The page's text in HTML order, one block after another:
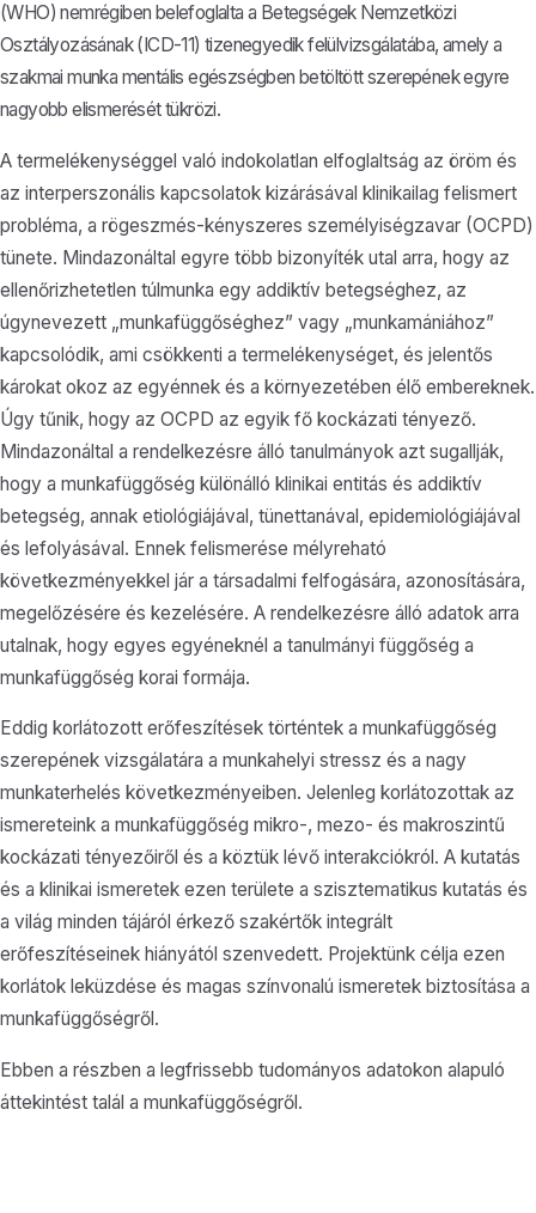
(WHO) nemrégiben belefoglalta a Betegségek Nemzetközi
Osztályozásának (ICD-11) tizenegyedik felülvizsgálatába, amely a
szakmai munka mentális egészségben betöltött szerepének egyre
nagyobb elismerését tükrözi.
A termelékenységgel való indokolatlan elfoglaltság az öröm és
az interperszonális kapcsolatok kizárásával klinikailag felismert
probléma, a rögeszmés-kényszeres személyiségzavar (OCPD)
tünete. Mindazonáltal egyre több bizonyíték utal arra, hogy az
ellenőrizhetetlen túlmunka egy addiktív betegséghez, az
úgynevezett „munkafüggőséghez” vagy „munkamániához”
kapcsolódik, ami csökkenti a termelékenységet, és jelentős
károkat okoz az egyénnek és a környezetében élő embereknek.
Úgy tűnik, hogy az OCPD az egyik fő kockázati tényező.
Mindazonáltal a rendelkezésre álló tanulmányok azt sugallják,
hogy a munkafüggőség különálló klinikai entitás és addiktív
betegség, annak etiológiájával, tünettanával, epidemiológiájával
és lefolyásával. Ennek felismerése mélyreható
következményekkel jár a társadalmi felfogására, azonosítására,
megelőzésére és kezelésére. A rendelkezésre álló adatok arra
utalnak, hogy egyes egyéneknél a tanulmányi függőség a
munkafüggőség korai formája.
Eddig korlátozott erőfeszítések történtek a munkafüggőség
szerepének vizsgálatára a munkahelyi stressz és a nagy
munkaterhelés következményeiben. Jelenleg korlátozottak az
ismereteink a munkafüggőség mikro-, mezo- és makroszintű
kockázati tényezőiről és a köztük lévő interakciókról. A kutatás
és a klinikai ismeretek ezen területe a szisztematikus kutatás és
a világ minden tájáról érkező szakértők integrált
erőfeszítéseinek hiányától szenvedett. Projektünk célja ezen
korlátok leküzdése és magas színvonalú ismeretek biztosítása a
munkafüggőségről.
Ebben a részben a legfrissebb tudományos adatokon alapuló
áttekintést talál a munkafüggőségről.